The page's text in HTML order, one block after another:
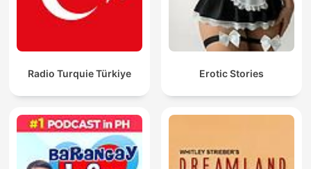
Radio Turquie Türkiye Erotic Stories